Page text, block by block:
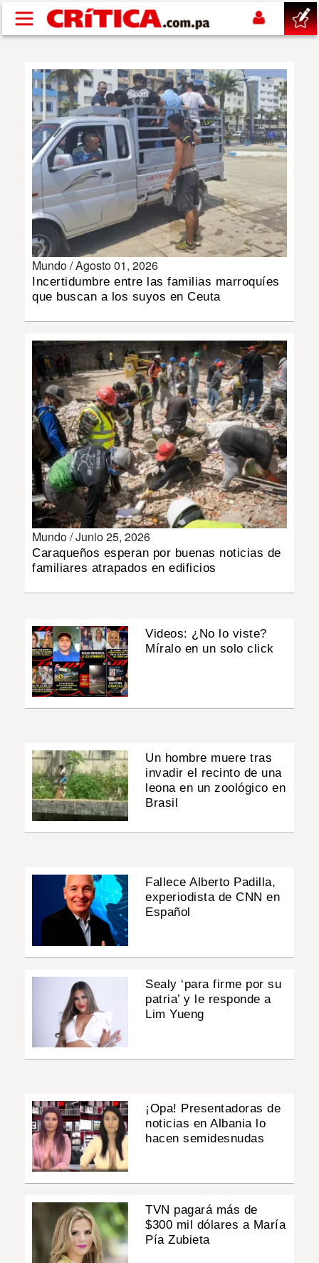
Pasar al contenido principal
SUCESOS
NACIONAL
POLÍTICA
DEPORTES
MUNDO
INSÓLITAS
MULTIMEDIA
IMPRESO
Mundo /Agosto 01, 2026
Incertidumbre entre las familias marroquíes
que buscan a los suyos en Ceuta
Mundo /Junio 25, 2026
Caraqueños esperan por buenas noticias de
familiares atrapados en edificios
Videos: ¿No lo viste?
Míralo en un solo click
Un hombre muere tras
invadir el recinto de una
leona en un zoológico en
Brasil
Fallece Alberto Padilla,
experiodista de CNN en
Español
Sealy ‘para firme por su
patria’ y le responde a
Lim Yueng
¡Opa! Presentadoras de
noticias en Albania lo
hacen semidesnudas
TVN pagará más de
$300 mil dólares a María
Pía Zubieta